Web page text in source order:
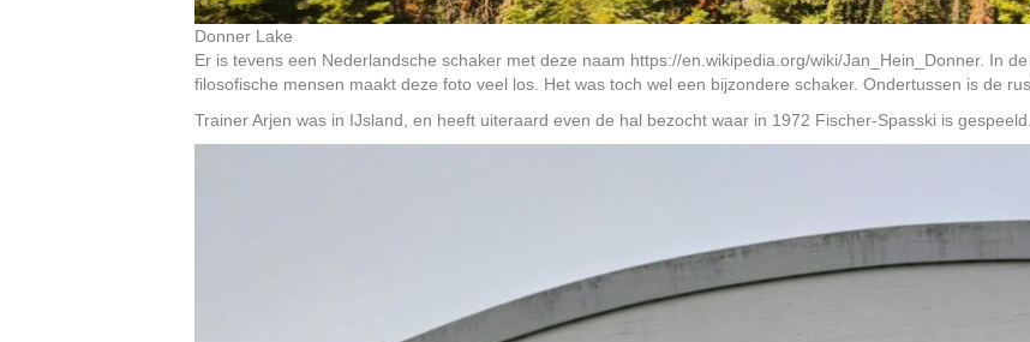
Donner Lake
Er is tevens een Nederlandsche schaker met deze naam https://en.wikipedia.org/wiki/Jan_Hein_Donner. In
filosofische mensen maakt deze foto veel los. Het was toch wel een bijzondere schaker. Ondertussen is de
Trainer Arjen was in IJsland, en heeft uiteraard even de hal bezocht waar in 1972 Fischer-Spasski is gespeeld.